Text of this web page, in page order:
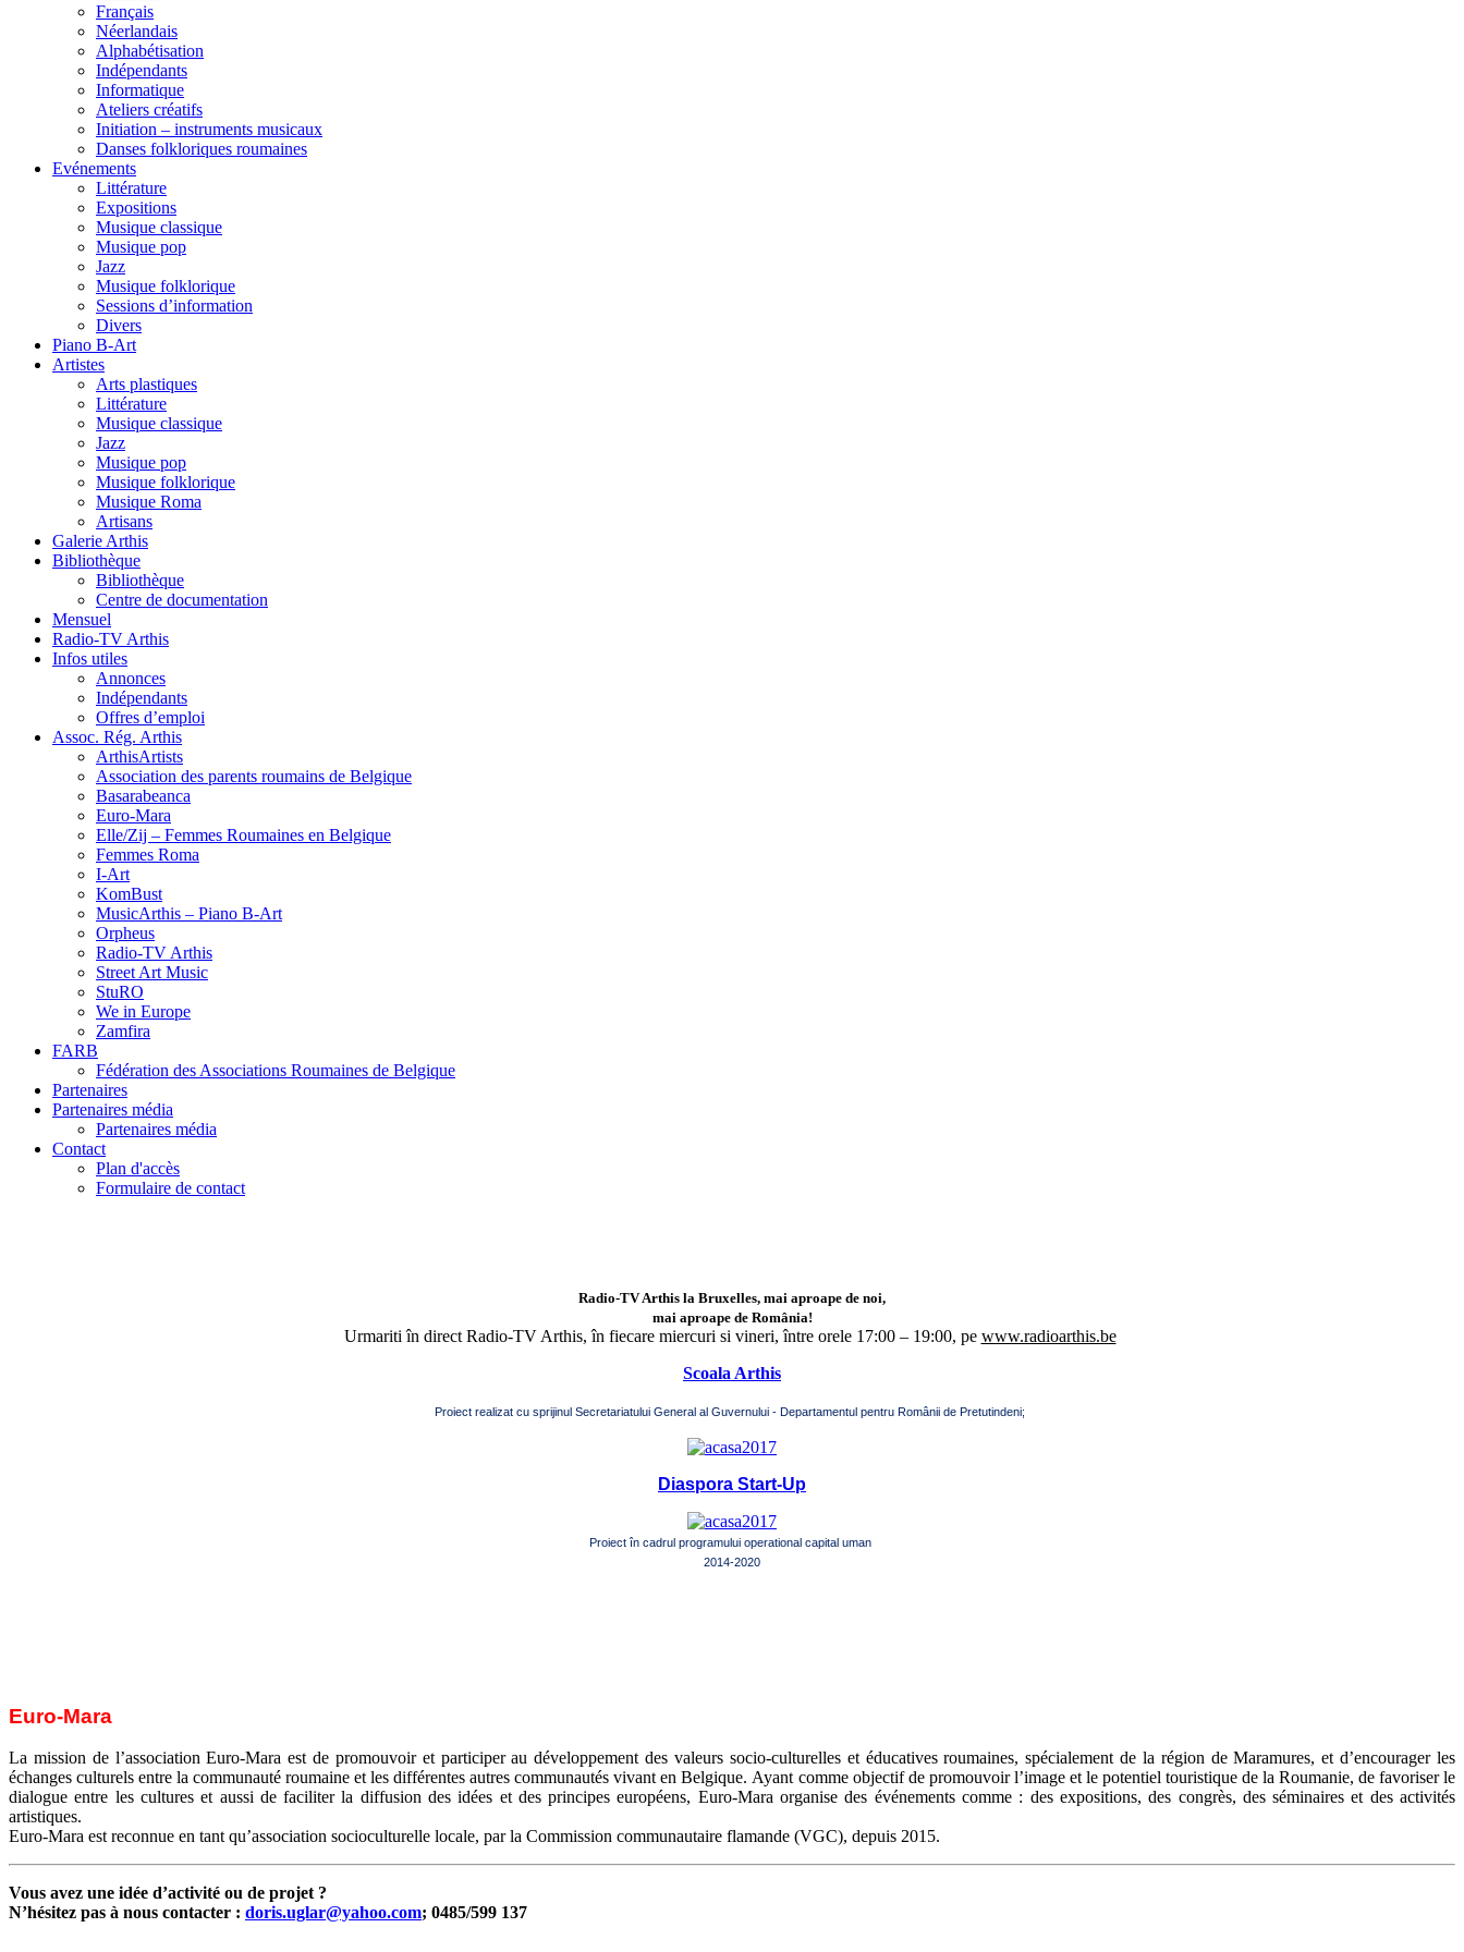
Français
Néerlandais
Alphabétisation
Indépendants
Informatique
Ateliers créatifs
Initiation – instruments musicaux
Danses folkloriques roumaines
Evénements
Littérature
Expositions
Musique classique
Musique pop
Jazz
Musique folklorique
Sessions d’information
Divers
Piano B-Art
Artistes
Arts plastiques
Littérature
Musique classique
Jazz
Musique pop
Musique folklorique
Musique Roma
Artisans
Galerie Arthis
Bibliothèque
Bibliothèque
Centre de documentation
Mensuel
Radio-TV Arthis
Infos utiles
Annonces
Indépendants
Offres d’emploi
Assoc. Rég. Arthis
ArthisArtists
Association des parents roumains de Belgique
Basarabeanca
Euro-Mara
Elle/Zij – Femmes Roumaines en Belgique
Femmes Roma
I-Art
KomBust
MusicArthis – Piano B-Art
Orpheus
Radio-TV Arthis
Street Art Music
StuRO
We in Europe
Zamfira
FARB
Fédération des Associations Roumaines de Belgique
Partenaires
Partenaires média
Partenaires média
Contact
Plan d'accès
Formulaire de contact
Radio-TV Arthis la Bruxelles, mai aproape de noi,
mai aproape de România!
Urmariti în direct Radio-TV Arthis, în fiecare miercuri si vineri, între orele 17:00 – 19:00, pe www.radioarthis.be
Scoala Arthis
Proiect realizat cu sprijinul Secretariatului General al Guvernului - Departamentul pentru Românii de Pretutindeni;
Diaspora Start-Up
Proiect în cadrul programului operational capital uman
2014-2020
Euro-Mara
La mission de l’association Euro-Mara est de promouvoir et participer au développement des valeurs socio-culturelles et éducatives roumaines, spécialement de la région de Maramures, et d’encourager les
échanges culturels entre la communauté roumaine et les différentes autres communautés vivant en Belgique.Ayant comme objectif de promouvoir l’image et le potentiel touristique de la Roumanie, de favoriser le
dialogue entre les cultures et aussi de faciliter la diffusion des idées et des principes européens, Euro-Mara organise des événements comme : des expositions, des congrès, des séminaires et des activités
artistiques.
Euro-Mara est reconnue en tant qu’association socioculturelle locale, par la Commission communautaire flamande (VGC), depuis 2015.
Vous avez une idée d’activité ou de projet ?
N’hésitez pas à nous contacter : doris.uglar@yahoo.com; 0485/599 137